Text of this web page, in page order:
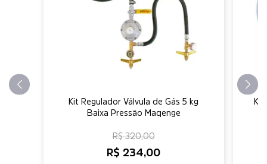
Kit Regulador Válvula de Gás 5 kg
Baixa Pressão Maqenge
R$ 234,00
R$ 320,00
Kit